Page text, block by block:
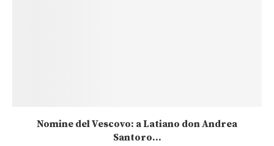
Nomine del Vescovo: a Latiano don Andrea
Santoro...